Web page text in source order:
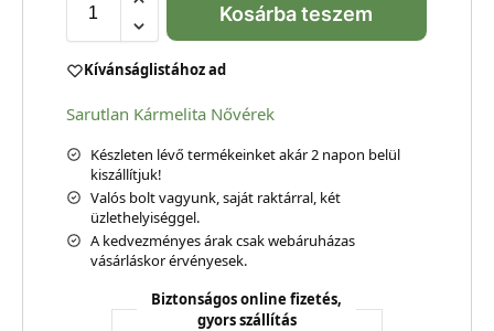
Kosárba teszem
Kívánságlistához ad
Sarutlan Kármelita Nővérek
Készleten lévő termékeinket akár 2 napon belül
kiszállítjuk!
Valós bolt vagyunk, saját raktárral, két
üzlethelyiséggel.
A kedvezményes árak csak webáruházas
vásárláskor érvényesek.
Biztonságos online fizetés,
gyors szállítás